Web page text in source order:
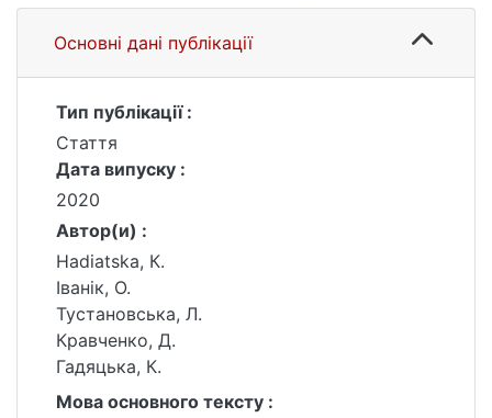
Основні дані публікації
Тип публікації :
Стаття
Дата випуску :
2020
Автор(и) :
Hadiatska, К.
Іванік, О.
Тустановська, Л.
Кравченко, Д.
Гадяцька, К.
Мова основного тексту :